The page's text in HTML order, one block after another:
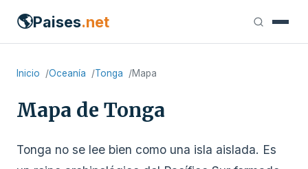
🌎Paises.net
Inicio Oceanía Tonga Mapa
Mapa de Tonga
Tonga no se lee bien como una isla aislada. Es